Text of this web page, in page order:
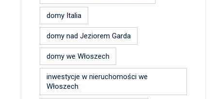
domy Italia
domy nad Jeziorem Garda
domy we Włoszech
inwestycje w nieruchomości we
Włoszech